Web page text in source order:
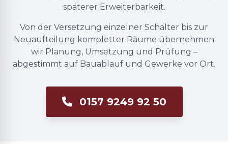
späterer Erweiterbarkeit.
Von der Versetzung einzelner Schalter bis zur
Neuaufteilung kompletter Räume übernehmen
wir Planung, Umsetzung und Prüfung –
abgestimmt auf Bauablauf und Gewerke vor Ort.
0157 9249 92 50